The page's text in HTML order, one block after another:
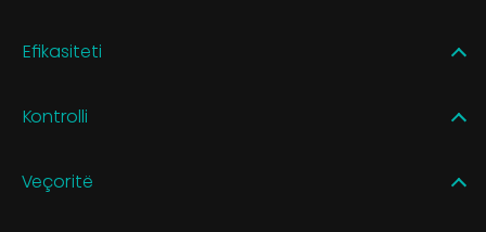
Efikasiteti
Kontrolli
Veçoritë